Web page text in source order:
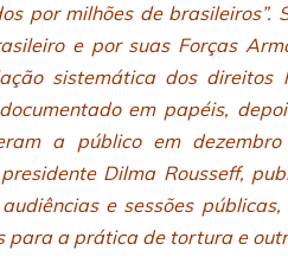
por milhões de brasileiros”.
e por suas Forças
sistemática dos direitos
em papéis,
a público em
Dilma Rousseff,
e sessões
para a prática de tortura e